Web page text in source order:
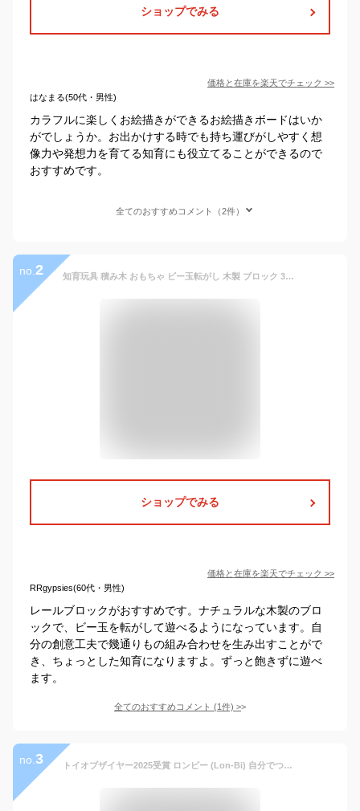
ショップでみる
価格と在庫を楽天でチェック >>
はなまる(50代・男性)
カラフルに楽しくお絵描きができるお絵描きボードはいか
がでしょうか。お出かけする時でも持ち運びがしやすく想
像力や発想力を育てる知育にも役立てることができるので
おすすめです。
全てのおすすめコメント（2件）
no. 2 知育玩具 積み木 おもちゃ ビー玉転がし 木製 ブロック 3歳 4歳 5歳 誕生日 立体 パズル 入園 小学生 男の子 女の子 子供 クリスマス プレゼント 指先知育 図形 算数 学習 受験 教育玩具 スロープトイ
ショップでみる
価格と在庫を楽天でチェック >>
RRgypsies(60代・男性)
レールブロックがおすすめです。ナチュラルな木製のブロ
ックで、ビー玉を転がして遊べるようになっています。自
分の創意工夫で幾通りもの組み合わせを生み出すことがで
き、ちょっとした知育になりますよ。ずっと飽きずに遊べ
ます。
全てのおすすめコメント (1件) >
no. 3 トイオブザイヤー2025受賞 ロンビー (Lon-Bi) 自分でつくる屋内遊具 (7色 / 560ピース) おもちゃ 知育玩具 室内遊び (4歳～ / 小学生/女の子 男の子) ギフト プレゼント LOTUS LIFE